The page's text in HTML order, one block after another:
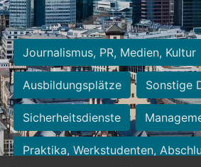
Journalismus, PR, Medien, Kultur
Ausbildungsplätze Sonstige
Sicherheitsdienste
Praktika, Werkstudenten,